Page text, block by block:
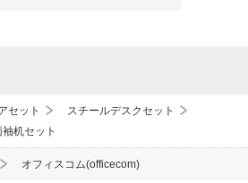
セット
スチールデスクセット
机セット
オフィスコム(officecom)